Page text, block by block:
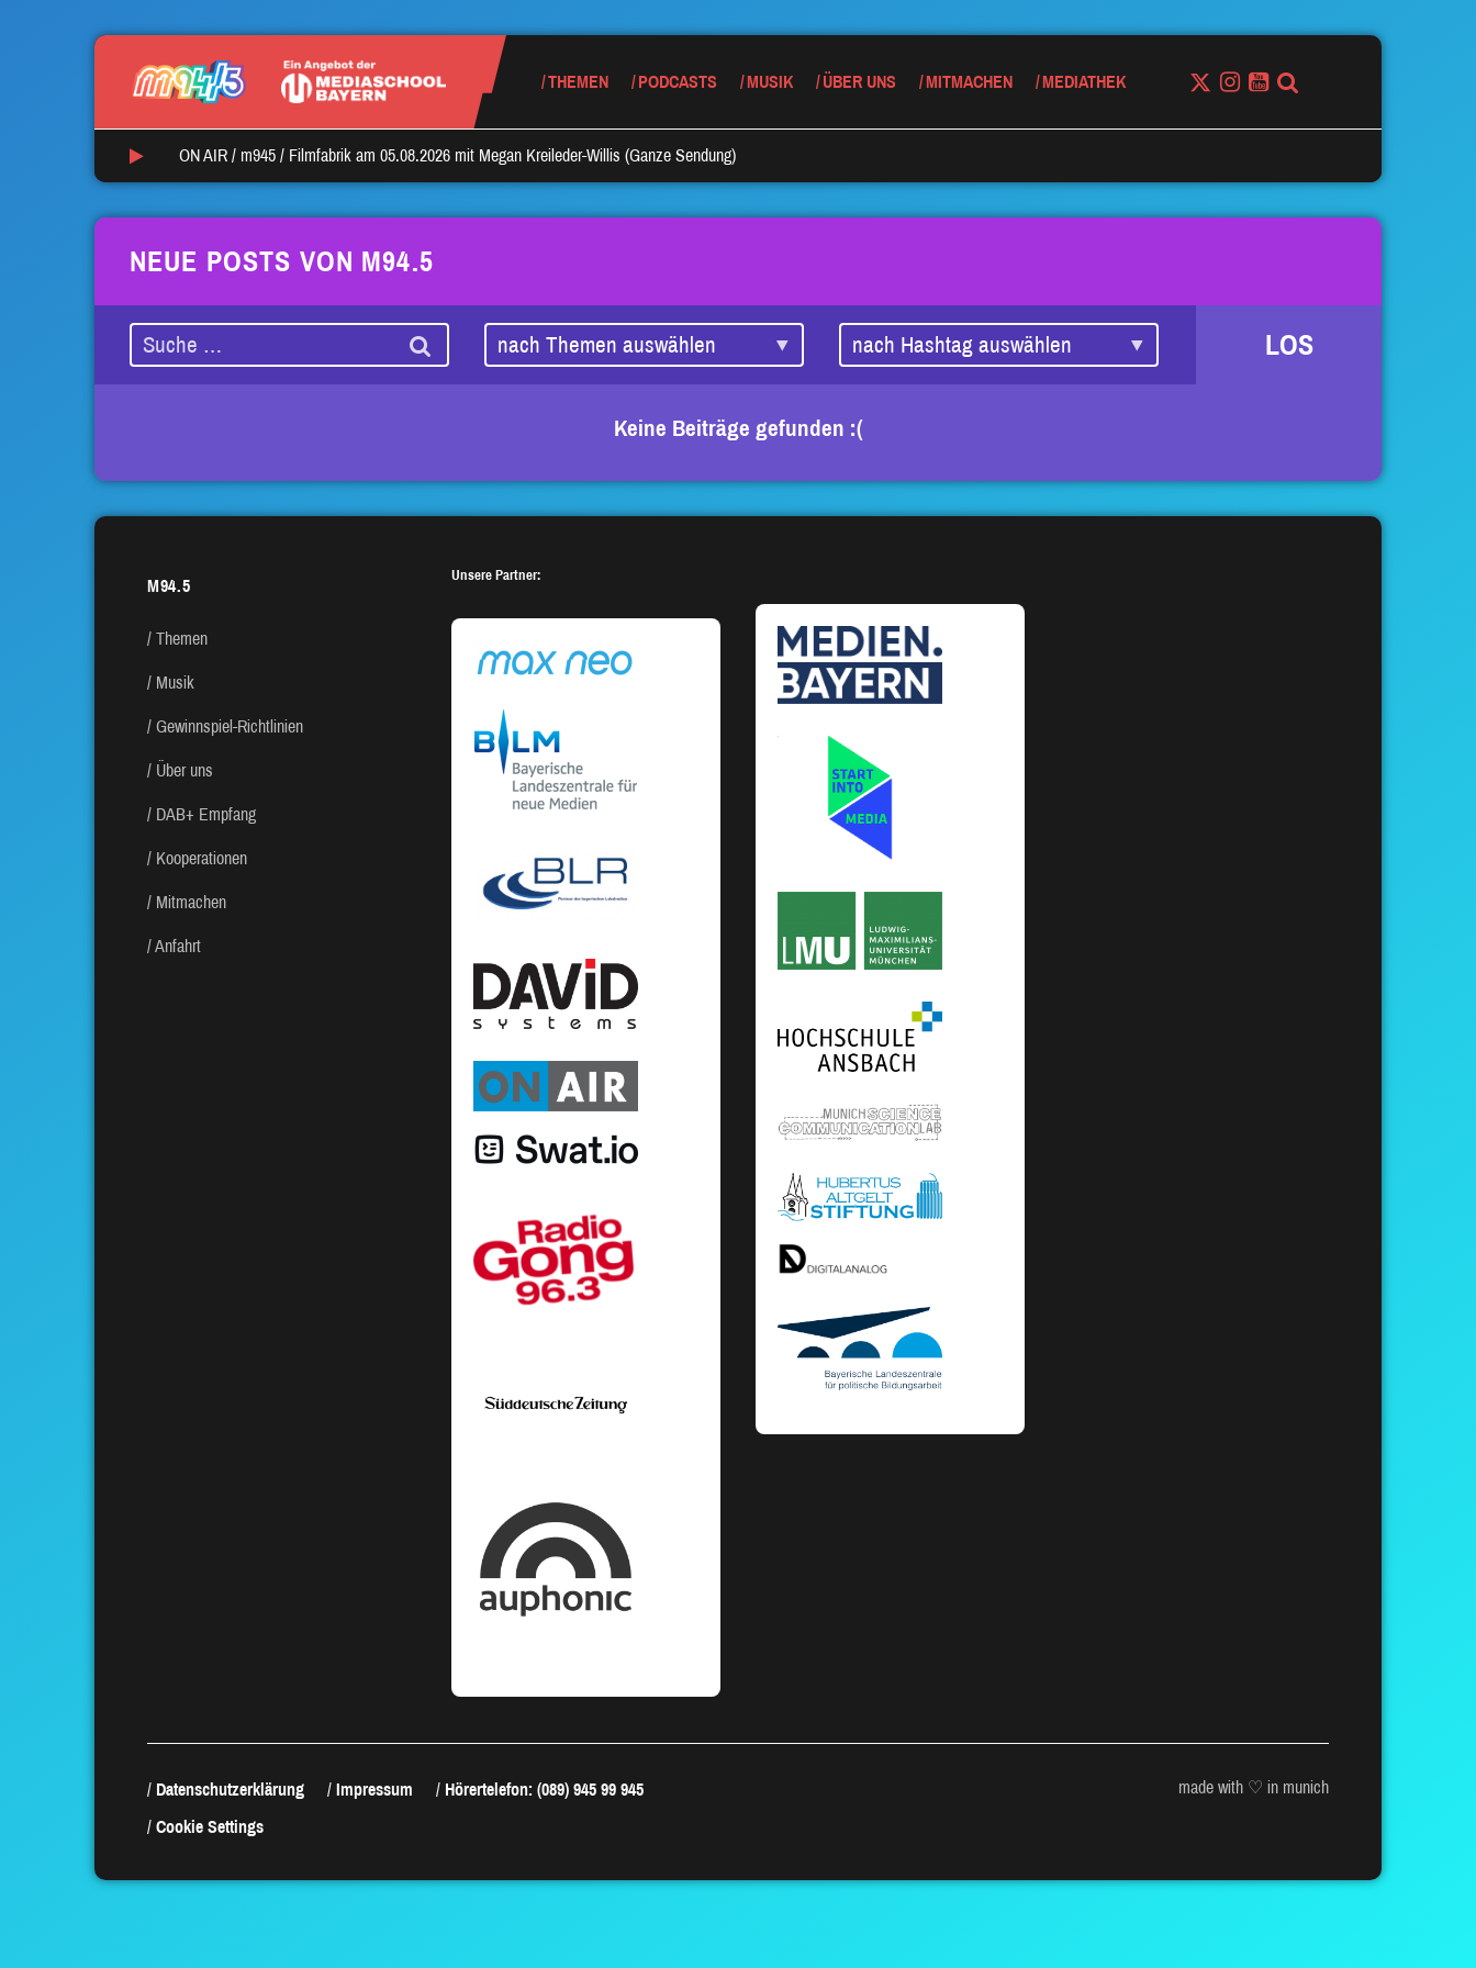
THEMEN PODCASTS MUSIK ÜBER UNS MITMACHEN MEDIATHEK
ON AIR / m945 / Filmfabrik am 05.08.2026 mit Megan Kreileder-Willis (Ganze Sendung)
NEUE POSTS VON M94.5
LOS
Keine Beiträge gefunden :(
M94.5
Themen
Musik
Gewinnspiel-Richtlinien
Über uns
DAB+ Empfang
Kooperationen
Mitmachen
Anfahrt
Unsere Partner:
Datenschutzerklärung Impressum
Hörertelefon: (089) 945 99 945
Cookie Settings
made with ♡ in munich